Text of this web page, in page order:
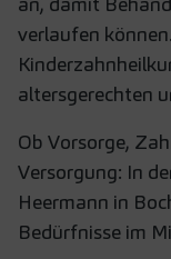
verlaufen
altersgerechten
Ob Vorsorge,
Versorgung: In
Heermann in
Bedürfnisse im